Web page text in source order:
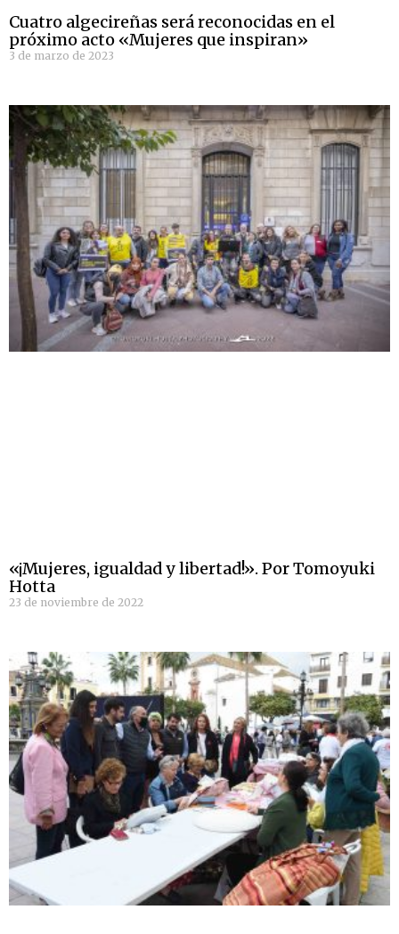
Cuatro algecireñas será reconocidas en el
próximo acto «Mujeres que inspiran»
3 de marzo de 2023
«¡Mujeres, igualdad y libertad!». Por Tomoyuki
Hotta
23 de noviembre de 2022